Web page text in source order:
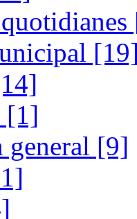
[1]
general [9]